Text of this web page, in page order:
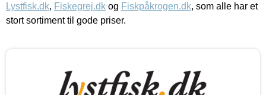
Lystfisk.dk, Fiskegrej.dk og Fiskpåkrogen.dk, som alle har et
stort sortiment til gode priser.